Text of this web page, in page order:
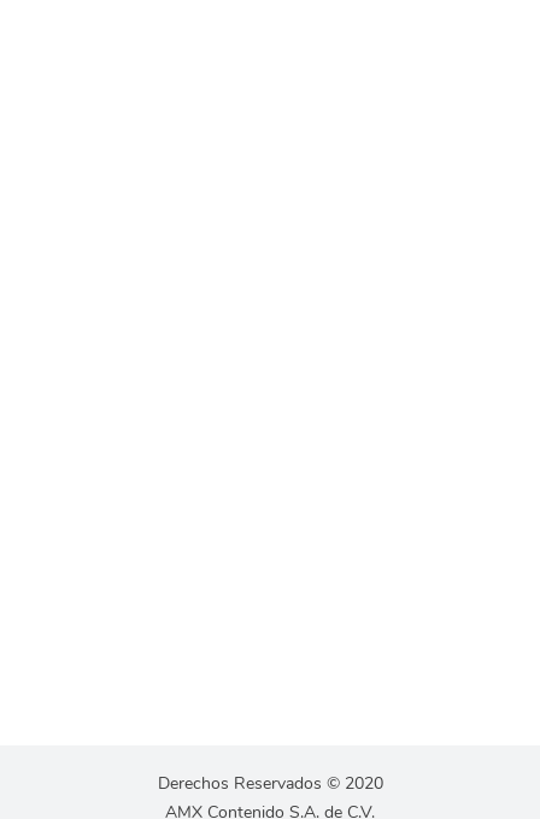
Derechos Reservados © 2020
AMX Contenido S.A. de C.V.